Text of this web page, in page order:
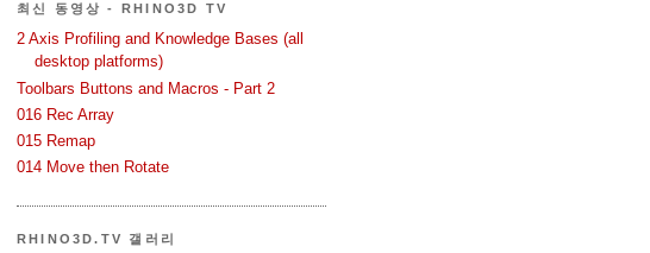
최신 동영상 - RHINO3D TV
2 Axis Profiling and Knowledge Bases (all
desktop platforms)
Toolbars Buttons and Macros - Part 2
016 Rec Array
015 Remap
014 Move then Rotate
RHINO3D.TV 갤러리